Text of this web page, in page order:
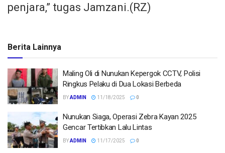
penjara,” tugas Jamzani.(RZ)
Berita Lainnya
Maling Oli di Nunukan Kepergok CCTV, Polisi
Ringkus Pelaku di Dua Lokasi Berbeda
BYADMIN 11/18/2025 0
Nunukan Siaga, Operasi Zebra Kayan 2025
Gencar Tertibkan Lalu Lintas
BYADMIN 11/17/2025 0